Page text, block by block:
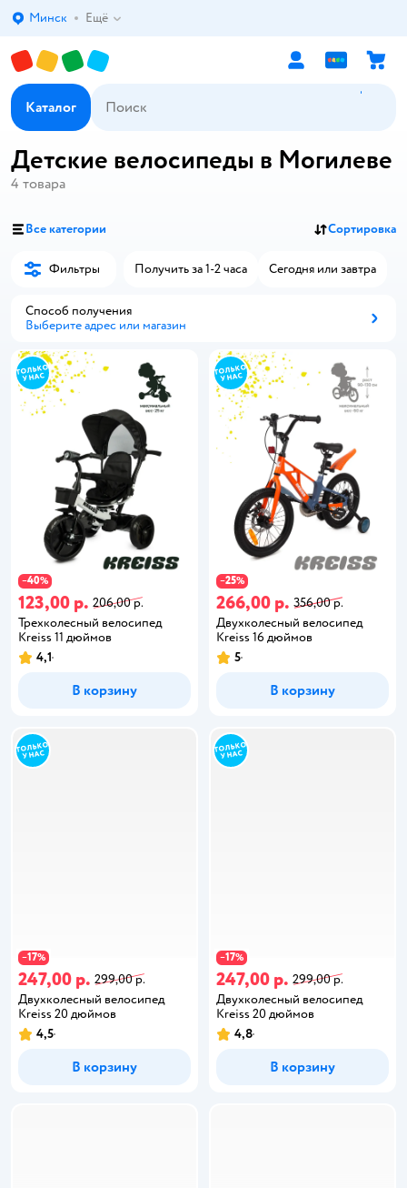
Выбор адреса доставки.
Минск Ещё
Каталог
Детские велосипеды в Могилеве
4 товара
Все категории Сортировка
Фильтры Получить за 1-2 часа Сегодня или завтра
Способ получения
Выберите адрес или магазин
−40%
123,00 р. 206,00 р.
Трехколесный велосипед
Kreiss 11 дюймов
4,1
В корзину
−25%
266,00 р. 356,00 р.
Двухколесный велосипед
Kreiss 16 дюймов
5
В корзину
−17%
247,00 р. 299,00 р.
Двухколесный велосипед
Kreiss 20 дюймов
4,5
В корзину
−17%
247,00 р. 299,00 р.
Двухколесный велосипед
Kreiss 20 дюймов
4,8
В корзину